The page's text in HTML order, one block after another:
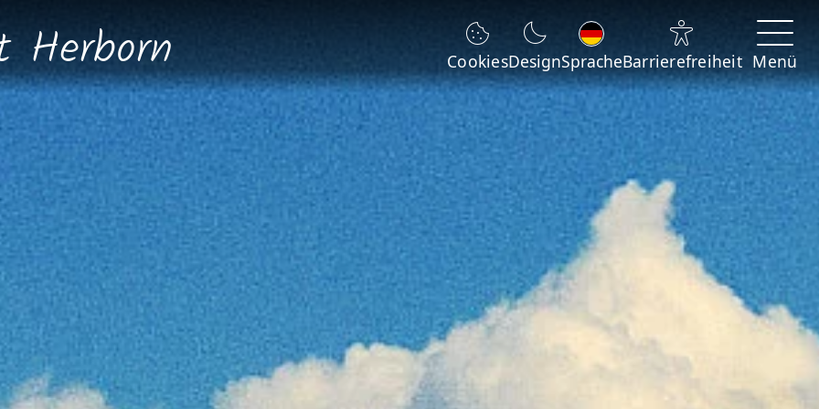
Herborn CookiesDesign
Sprache wechseln
SpracheBarrierefreiheit Menü